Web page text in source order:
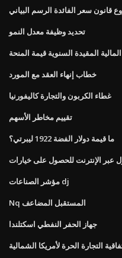
قانون سعر الفائدة الرسم البياني
تحديد وظيفة معدل النمو
المقيدة السنوية قيمة المنحة
خطاب إنهاء العقد مع المورد
غطاء الكربون والتجارة كاليفورنيا
تقييم مخاطر الأسهم
ما قيمة دولار الفضة 1922 ليبرتي؟
عبر الإنترنت للحصول على خيارات
مؤشر الصناعات dj
Nq المستقبل المضاعف
جهاز الحفر النفطي اسكتلندا
التجارة الحرة لأمريكا الشمالية